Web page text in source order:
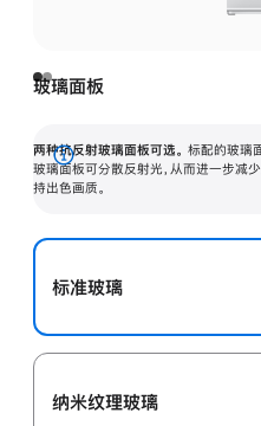
玻璃面板
两种抗反射玻璃面板可选。 标配的玻璃
玻璃面板可分散反射光，从而进一步减
持出色画质。
展
开
标准玻璃
纳米纹理玻璃